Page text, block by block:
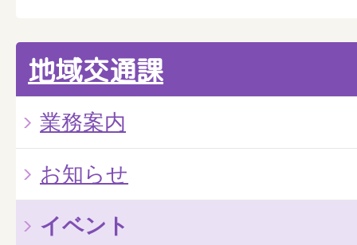
地域交通課
業務案内
お知らせ
イベント